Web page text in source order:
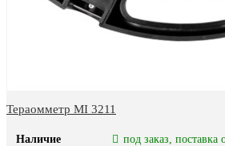
Тераомметр MI 3211
Наличие под заказ, поставка